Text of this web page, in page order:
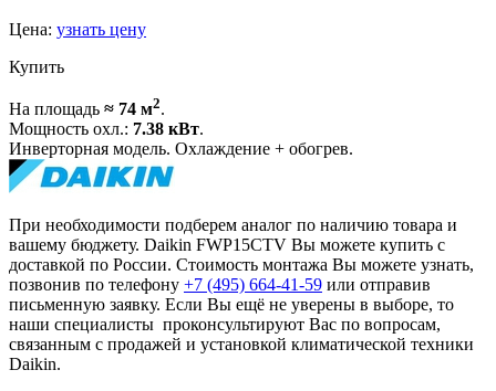
Цена: узнать цену
Купить
На площадь ≈ 74 м2.
Мощность охл.: 7.38 кВт.
Инверторная модель. Охлаждение + обогрев.
При необходимости подберем аналог по наличию товара и
вашему бюджету. Daikin FWP15CTV Вы можете купить с
доставкой по России. Стоимость монтажа Вы можете узнать,
позвонив по телефону +7 (495) 664-41-59 или отправив
письменную заявку. Если Вы ещё не уверены в выборе, то
наши специалисты проконсультируют Вас по вопросам,
связанным с продажей и установкой климатической техники
Daikin.